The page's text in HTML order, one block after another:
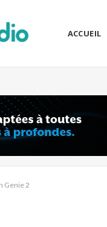
ACCUEIL
Genie 2